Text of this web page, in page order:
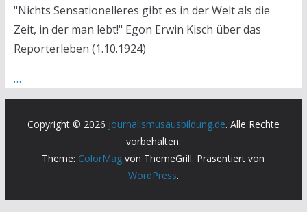
"Nichts Sensationelleres gibt es in der Welt als die
Zeit, in der man lebt!" Egon Erwin Kisch über das
Reporterleben (1.10.1924)
…
Copyright © 2026 Journalismusausbildung.de. Alle Rechte
vorbehalten.
Theme: ColorMag von ThemeGrill. Präsentiert von
WordPress.